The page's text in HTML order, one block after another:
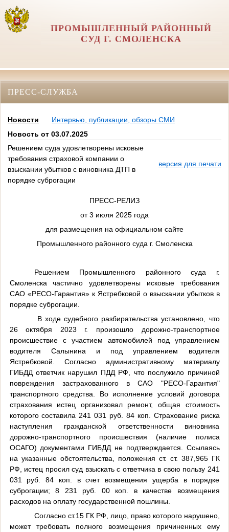
ПРОМЫШЛЕННЫЙ РАЙОННЫЙ
СУД Г. СМОЛЕНСКА
ПРЕСС-СЛУЖБА
Новости
Интервью, публикации, обзоры СМИ
Новость от 03.07.2025
Решением суда удовлетворены исковые
требования страховой компании о
взыскании убытков с виновника ДТП в
порядке суброгации
версия для печати
ПРЕСС-РЕЛИЗ
от 3 июля 2025 года
для размещения на официальном сайте
Промышленного районного суда г. Смоленска
Решением Промышленного районного суда г.
Смоленска частично удовлетворены исковые требования
САО «РЕСО-Гарантия» к Ястребковой о взыскании убытков в
порядке суброгации.
В ходе судебного разбирательства установлено, что
26 октября 2023 г. произошло дорожно-транспортное
происшествие с участием автомобилей под управлением
водителя Салынина и под управлением водителя
Ястребковой. Согласно административному материалу
ГИБДД ответчик нарушил ПДД РФ, что послужило причиной
повреждения застрахованного в САО "РЕСО-Гарантия"
транспортного средства. Во исполнение условий договора
страхования истец организовал ремонт, общая стоимость
которого составила 241 031 руб. 84 коп. Страхование риска
наступления гражданской ответственности виновника
дорожно-транспортного происшествия (наличие полиса
ОСАГО) документами ГИБДД не подтверждается. Ссылаясь
на указанные обстоятельства, положения ст. ст. 387,965 ГК
РФ, истец просил суд взыскать с ответчика в свою пользу 241
031 руб. 84 коп. в счет возмещения ущерба в порядке
суброгации; 8 231 руб. 00 коп. в качестве возмещения
расходов на оплату государственной пошлины.
Согласно ст.15 ГК РФ, лицо, право которого нарушено,
может требовать полного возмещения причиненных ему